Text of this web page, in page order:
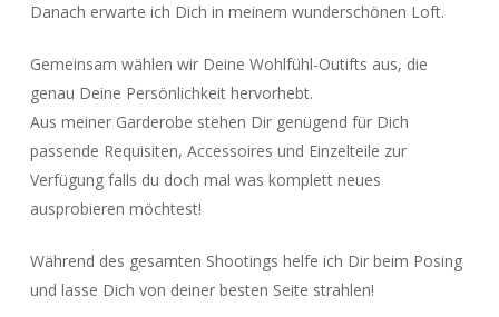
Danach erwarte ich Dich in meinem wunderschönen Loft.
Gemeinsam wählen wir Deine Wohlfühl-Outifts aus, die
genau Deine Persönlichkeit hervorhebt.
Aus meiner Garderobe stehen Dir genügend für Dich
passende Requisiten, Accessoires und Einzelteile zur
Verfügung falls du doch mal was komplett neues
ausprobieren möchtest!
Während des gesamten Shootings helfe ich Dir beim Posing
und lasse Dich von deiner besten Seite strahlen!